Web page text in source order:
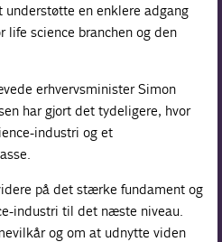
en enklere adgang
science branchen og den
erhvervsminister Simon
har gjort det tydeligere, hvor
industri og et
på det stærke fundament og
industri til det næste niveau.
og om at udnytte viden